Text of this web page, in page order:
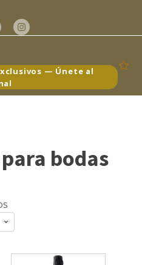
— Únete al
bodas